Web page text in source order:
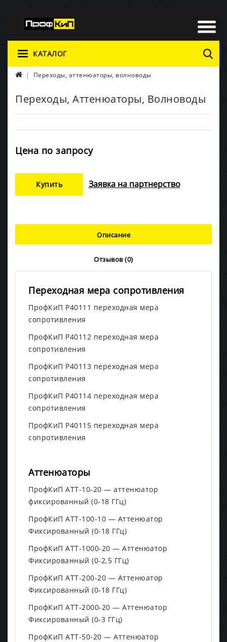
КАТАЛОГ
Переходы, аттенюаторы, волноводы
Переходы, Аттенюаторы, Волноводы
Цена по запросу
Купить Заявка на партнерство
Описание
Отзывов (0)
Переходная мера сопротивления
ПрофКиП Р40111 переходная мера
сопротивления
ПрофКиП Р40112 переходная мера
сопротивления
ПрофКиП Р40113 переходная мера
сопротивления
ПрофКиП Р40114 переходная мера
сопротивления
ПрофКиП Р40115 переходная мера
сопротивления
Аттенюаторы
ПрофКиП АТТ-10-20 — аттенюатор
фиксированный (0-18 ГГц)
ПрофКиП АТТ-100-10 — Аттенюатор
Фиксированный (0-18 ГГц)
ПрофКиП АТТ-1000-20 — Аттенюатор
Фиксированный (0-2,5 ГГц)
ПрофКиП АТТ-200-20 — Аттенюатор
Фиксированный (0-18 ГГц)
ПрофКиП АТТ-2000-20 — Аттенюатор
Фиксированный (0-3 ГГц)
ПрофКиП АТТ-50-20 — Аттенюатор